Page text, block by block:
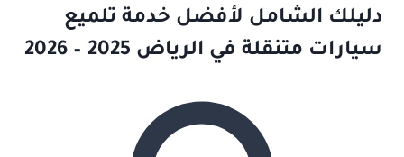
دليلك الشامل لأفضل خدمة تلميع
سيارات متنقلة في الرياض 2025 – 2026